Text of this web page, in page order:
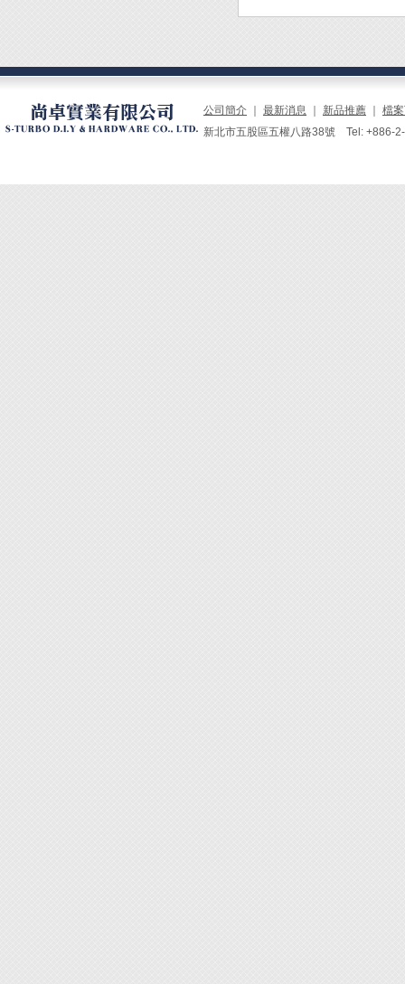
公司簡介 最新消息 新品推薦
檔
新北市五股區五權八路38號 Tel: